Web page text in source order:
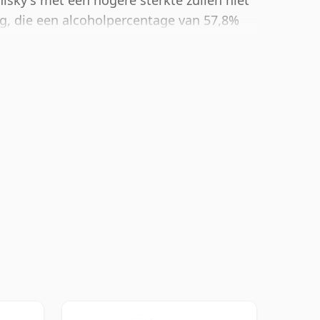
die een alcoholpercentage van 57,8%